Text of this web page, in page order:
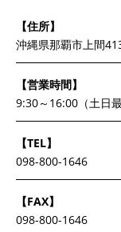
【住所】
沖縄県那覇市上間
【営業時間】
9:30～16:00（土日
【TEL】
098-800-1646
【FAX】
098-800-1646